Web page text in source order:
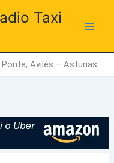
Taxi
Ponte, Avilés – Asturias